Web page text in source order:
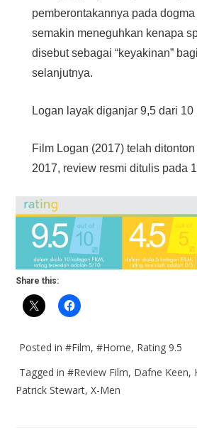
pemberontakannya pada
semakin meneguhkan kenapa
disebut sebagai “keyakinan”
selanjutnya.
Logan layak diganjar 9,5 dari 10
Film Logan (2017) telah
2017, review resmi ditulis pada
Share this:
Posted in#Film,#Home, Rating 9.5
Tagged in#Review Film, Dafne Keen,
Patrick Stewart,X-Men